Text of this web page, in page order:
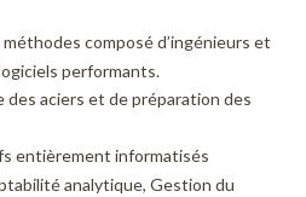
composé d’ingénieurs et
performants.
des aciers et de préparation des
entièrement informatisés
analytique, Gestion du